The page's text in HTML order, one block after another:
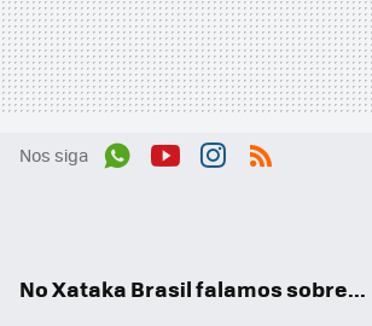
Nos siga
No Xataka Brasil falamos sobre...